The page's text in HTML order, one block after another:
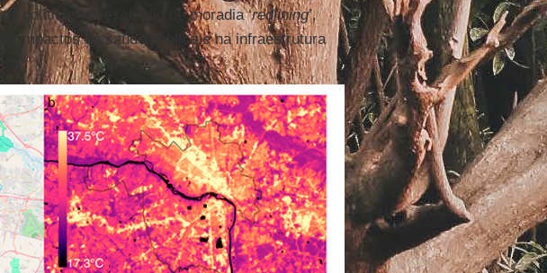
políticas de exclusão de moradia ‘redlining’,
impactos na saúde pública e na infraestrutura